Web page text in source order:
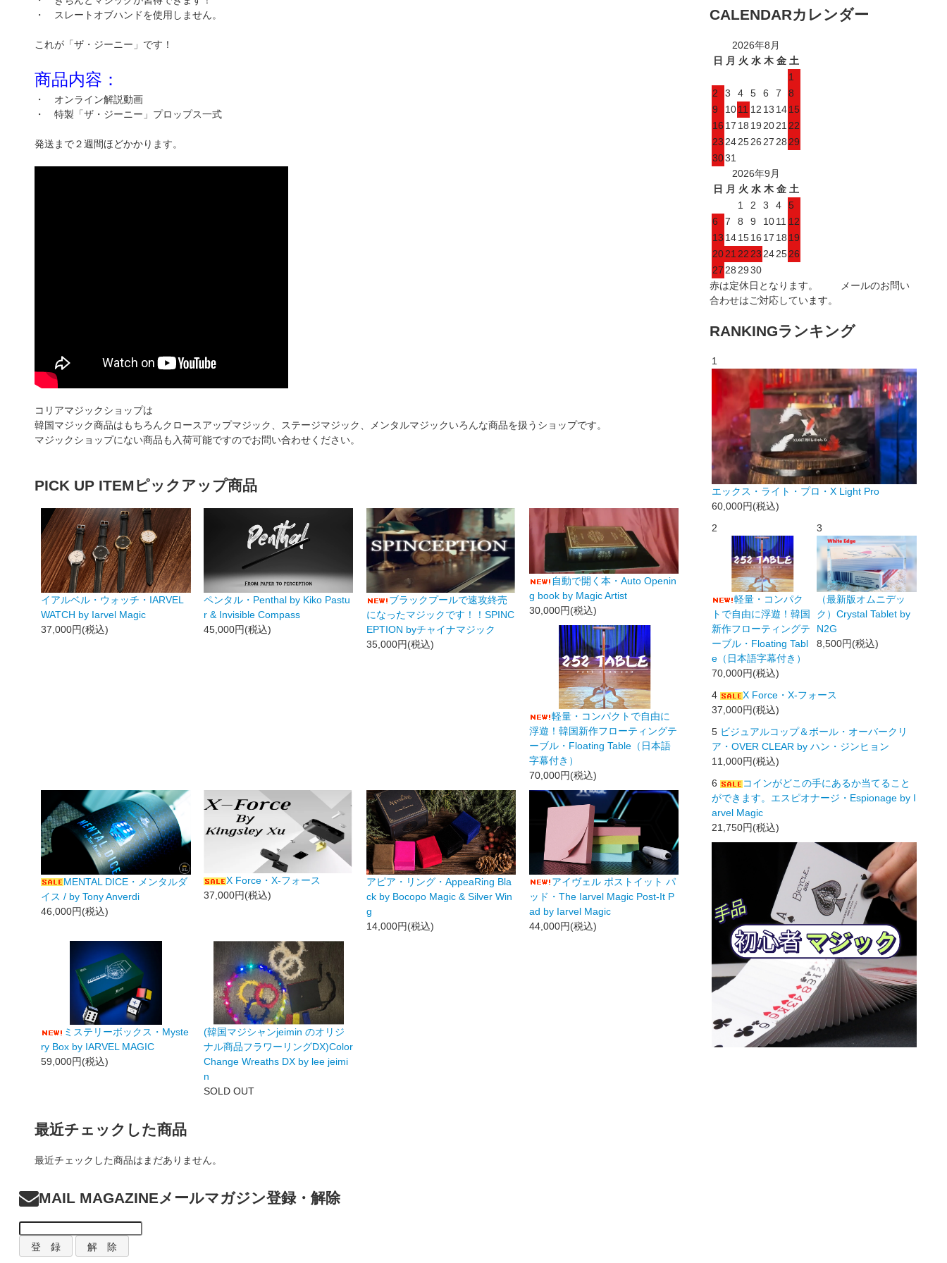
・ スレートオブハンドを使用しません。
これが「ザ・ジーニー」です！
商品内容：
・ オンライン解説動画
・ 特製「ザ・ジーニー」プロップス一式
発送まで２週間ほどかかります。
コリアマジックショップは
韓国マジック商品はもちろんクロースアップマジック、ステージマジック、メンタルマジックいろんな商品を扱うショップです。
マジックショップにない商品も入荷可能ですのでお問い合わせください。
PICK UP ITEM ピックアップ商品
イアルベル・ウォッチ・IARVEL
WATCH by Iarvel Magic
37,000円(税込)
ペンタル・Penthal by Kiko Pastu
r & Invisible Compass
45,000円(税込)
ブラックプールで速攻終売
になったマジックです！！SPINC
EPTION byチャイナマジック
35,000円(税込)
自動で開く本・Auto Openin
g book by Magic Artist
30,000円(税込)
軽量・コンパクトで自由に
浮遊！韓国新作フローティングテ
ーブル・Floating Table（日本語
字幕付き）
70,000円(税込)
MENTAL DICE・メンタルダ
イス / by Tony Anverdi
46,000円(税込)
X Force・X-フォース
37,000円(税込)
アピア・リング・AppeaRing Bla
ck by Bocopo Magic & Silver Win
g
14,000円(税込)
アイヴェル ポストイット パ
ッド・The Iarvel Magic Post-It P
ad by Iarvel Magic
44,000円(税込)
ミステリーボックス・Myste
ry Box by IARVEL MAGIC
59,000円(税込)
(韓国マジシャンjeimin のオリジ
ナル商品フラワーリングDX)Color
Change Wreaths DX by lee jeimi
n
SOLD OUT
最近チェックした商品
最近チェックした商品はまだありません。
CALENDARカレンダー
2026年8月
日 月 火 水 木 金 土
1
2
3 4 5 6 7
8
9
1011 12 13 1415
16 17 18 19 2021 22
23 242526 27 28 29
3031
2026年9月
日 月 火 水 木 金 土
1
2 3 4
5
6
7 8 9 1011 12
13 141516 17 18 19
2021 22 23 242526
27 28 29 30
赤は定休日となります。 メールのお問い
合わせはご対応しています。
RANKINGランキング
1
エックス・ライト・プロ・X Light Pro
60,000円(税込)
2
軽量・コンパク
トで自由に浮遊！韓国
新作フローティングテ
ーブル・Floating Tabl
e（日本語字幕付き）
70,000円(税込)
3
（最新版オムニデッ
ク）Crystal Tablet by
N2G
8,500円(税込)
4
X Force・X-フォース
37,000円(税込)
5 ビジュアルコップ＆ボール・オーバークリ
ア・OVER CLEAR by ハン・ジンヒョン
11,000円(税込)
6
コインがどこの手にあるか当てること
ができます。エスピオナージ・Espionage by I
arvel Magic
21,750円(税込)
MAIL MAGAZINEメールマガジン登録・解除